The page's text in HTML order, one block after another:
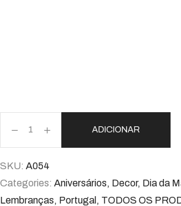
ADICIONAR
SKU: A054
Categories: Aniversários, Decor, Dia da
Lembranças, Portugal , TODOS OS